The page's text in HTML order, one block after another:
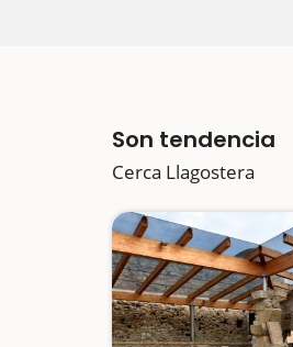
Son tendencia
Cerca Llagostera